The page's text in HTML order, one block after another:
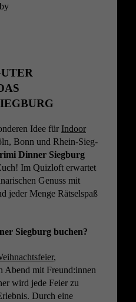
by
K
Idee für Indoor
Bonn und Rhein-Sieg-
Dinner Siegburg
Im Quizloft erwartet
Genuss mit
jeder Menge Rätselspaß
Siegburg buchen?
,
Abend mit Freund:innen
wird jede Feier zu
Durch eine